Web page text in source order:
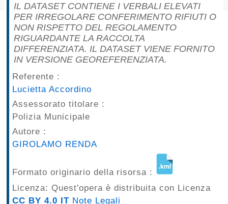
pubblicazioni
Archivio
Documenti
Guida
Open
Data
IL DATASET CONTIENE I VERBALI ELEVATI
PER IRREGOLARE CONFERIMENTO RIFIUTI O
NON RISPETTO DEL REGOLAMENTO
RIGUARDANTE LA RACCOLTA
DIFFERENZIATA. IL DATASET VIENE FORNITO
IN VERSIONE GEOREFERENZIATA.
Referente :
Lucietta Accordino
Assessorato titolare :
Polizia Municipale
Autore :
GIROLAMO RENDA
Formato originario della risorsa :
Licenza: Quest'opera è distribuita con Licenza
CC BY 4.0 IT Note Legali